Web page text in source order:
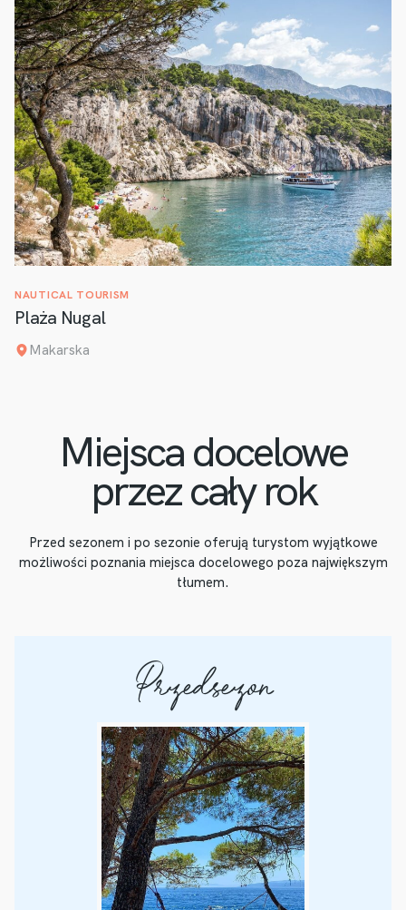
NAUTICAL TOURISM
Plaża Nugal
Makarska
Miejsca docelowe
przez cały rok
Przed sezonem i po sezonie oferują turystom wyjątkowe
możliwości poznania miejsca docelowego poza największym
tłumem.
Przedsezon